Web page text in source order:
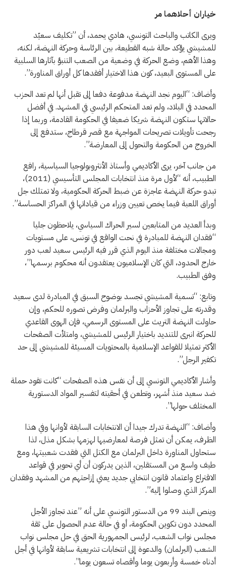
خياران أحلاهما مر
ويرى الكاتب والباحث التونسي، هادي يحمد، أن ”تكليف سعيّد
للمشيشي يؤكد حالة شبه القطيعة، بين الرئاسة وحركة النهضة، لكنه،
وهذا الأهم، وضع الحركة في وضعية من الصعب التنبؤ بآثارها السلبية
على المستوى البعيد، كون هذا الاختيار أفقدها كل أوراق المناورة”.
وأضاف: “اليوم نجد النهضة مدفوعة دفعا إلى تقبل أنها لم تعد الحزب
المحدد في البلاد، ولم تعد المتحكم الرئيسي في المشهد. في أفضل
حالاتها ستكون النهضة شريكا ضعيفا في الحكومة القادمة، وربما إذا
رجحت تأويلات تصريحات المواجهة مع قصر قرطاج، ستدفع إلى
الخروج من الحكومة والتحول إلى المعارضة”.
من جانب آخر، يرى الأكاديمي وأستاذ الأنثروبولوجيا السياسية، رافع
الطبيب، أنه “لأول مرة منذ انتخابات المجلس التأسيسي (2011)،
تبدو حركة النهضة عاجزة عن ضبط الحركة الحكومية، ولا تمتلك جل
أوراق اللعبة فيما يخص تعيين وزراء من قياداتها في المراكز الحساسة”.
وبدأ العديد من المتابعين لسير الحراك السياسي، يلاحظون جليا
“فقدان النهضة للمبادرة في نحت الواقع في تونس، على مستويات
ومجالات مختلفة منذ اليوم الذي قرر فيه الرئيس سعيد لعب دور
خارج الحدود، التي كان الإسلاميون يعتقدون أنه محكوم برسمها”،
وفق الطبيب.
وتابع: “تسمية المشيشي تجسد بوضوح السبق في المبادرة لدى سعيد
وقدرته على تجاوز الأحزاب والبرلمان وفرض تصوره للحكم، وإن
حاولت النهضة التريث على المستوى الرسمي، فإن الهوى القاعدي
للحركة انبرى للتنديد باختيار الرئيس للمشيشي، وامتلأت الصفحات
الأكثر تمثيلا للقواعد الإسلامية بالمحتويات المسيئة للمشيشي إلى حد
تكفير الرجل”.
وأشار الأكاديمي التونسي إلى أن نفس هذه الصفحات “كانت تقود حملة
ضد سعيد منذ أشهر، وتطعن في أحقيته لتفسير المواد الدستورية
المختلف حولها”.
وأضاف: “النهضة تدرك جيدا أن الانتخابات السابقة لأوانها وفي هذا
الظرف، يمكن أن تمثل فرصة لمعارضيها لهزمها بشكل مذل، لذا
ستحاول المناورة داخل البرلمان مع الكتل التي فقدت شعبيتها، ومع
طيف واسع من المستقلين، الذين يدركون أن أي تحوير في قواعد
الاقتراع واعتماد قانون انتخابي جديد يعني إزاحتهم من المشهد وفقدان
المركز الذي وصلوا إليه”.
وينص البند 99 من الدستور التونسي على أنه ”عند تجاوز الأجل
المحدد دون تكوين الحكومة، أو في حالة عدم الحصول على ثقة
مجلس نواب الشعب، لرئيس الجمهورية الحق في حل مجلس نواب
الشعب (البرلمان) والدعوة إلى انتخابات تشريعية سابقة لأوانها في أجل
أدناه خمسة وأربعون يوما وأقصاه تسعون يوما”.